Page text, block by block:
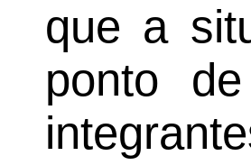
que a
ponto